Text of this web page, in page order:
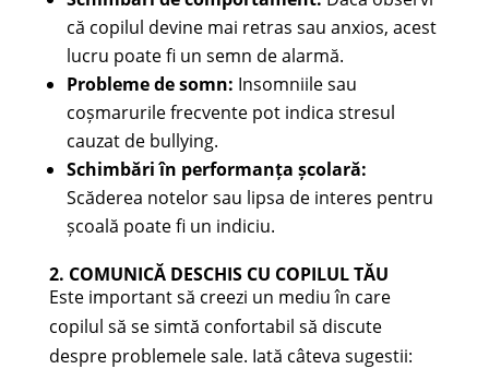
că copilul devine mai retras sau anxios, acest
lucru poate fi un semn de alarmă.
Probleme de somn: Insomniile sau
coșmarurile frecvente pot indica stresul
cauzat de bullying.
Schimbări în performanța școlară:
Scăderea notelor sau lipsa de interes pentru
școală poate fi un indiciu.
2. COMUNICĂ DESCHIS CU COPILUL TĂU
Este important să creezi un mediu în care
copilul să se simtă confortabil să discute
despre problemele sale. Iată câteva sugestii: